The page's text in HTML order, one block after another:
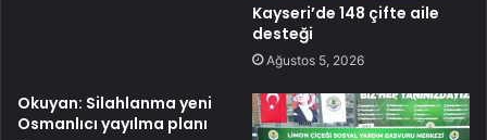
Kayseri’de 148 çifte aile
desteği
Ağustos 5, 2026
Okuyan: Silahlanma yeni
Osmanlıcı yayılma planı